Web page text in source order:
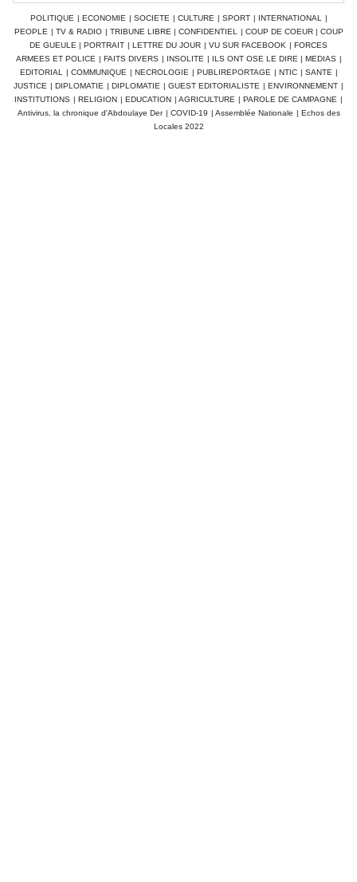
POLITIQUE | ECONOMIE | SOCIETE | CULTURE | SPORT | INTERNATIONAL
|
PEOPLE | TV & RADIO | TRIBUNE LIBRE | CONFIDENTIEL | COUP DE COEUR | COUP
DE GUEULE | PORTRAIT | LETTRE DU JOUR | VU SUR FACEBOOK | FORCES
ARMEES ET POLICE | FAITS DIVERS | INSOLITE | ILS ONT OSE LE DIRE | MEDIAS |
EDITORIAL
| COMMUNIQUE | NECROLOGIE | PUBLIREPORTAGE | NTIC | SANTE |
JUSTICE | DIPLOMATIE | DIPLOMATIE | GUEST EDITORIALISTE | ENVIRONNEMENT |
INSTITUTIONS | RELIGION | EDUCATION | AGRICULTURE | PAROLE DE CAMPAGNE |
Antivirus, la chronique d'Abdoulaye Der | COVID-19 | Assemblée Nationale | Echos des
Locales 2022